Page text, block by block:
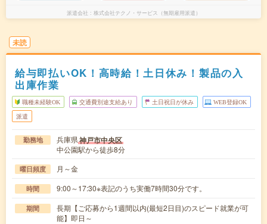
派遣会社 株式会社テクノ・サービス（無期雇用派遣）
未読
給与即払いOK！高時給！土日休み！製品の入
出庫作業
職種未経験OK 交通費別途支給あり 土日祝日が休み WEB登録OK
派遣
勤務地 兵庫県神戸市中央区
中公園駅から徒歩8分
曜日頻度 月～金
時間 9:00～17:30※表記のうち実働7時間30分です。
期間
長期【ご応募から1週間以内(最短2日目)のスピード就業が可
能】即日～